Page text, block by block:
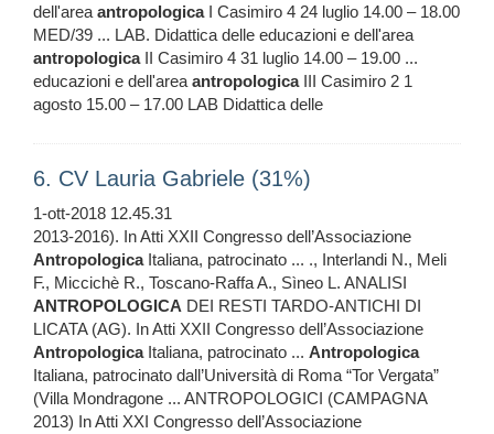
dell'areaantropologicaI Casimiro 4 24 luglio 14.00 – 18.00
MED/39 ... LAB. Didattica delle educazioni e dell'area
antropologicaII Casimiro 4 31 luglio 14.00 – 19.00 ...
educazioni e dell'areaantropologicaIII Casimiro 2 1
agosto 15.00 – 17.00 LAB Didattica delle
6. CV Lauria Gabriele (31%)
1-ott-2018 12.45.31
2013-2016). In Atti XXII Congresso dell’Associazione
AntropologicaItaliana, patrocinato ... ., Interlandi N., Meli
F., Miccichè R., Toscano-Raffa A., Sìneo L. ANALISI
ANTROPOLOGICA DEI RESTI TARDO-ANTICHI DI
LICATA (AG). In Atti XXII Congresso dell’Associazione
AntropologicaItaliana, patrocinato ... Antropologica
Italiana, patrocinato dall’Università di Roma “Tor Vergata”
(Villa Mondragone ... ANTROPOLOGICI (CAMPAGNA
2013) In Atti XXI Congresso dell’Associazione